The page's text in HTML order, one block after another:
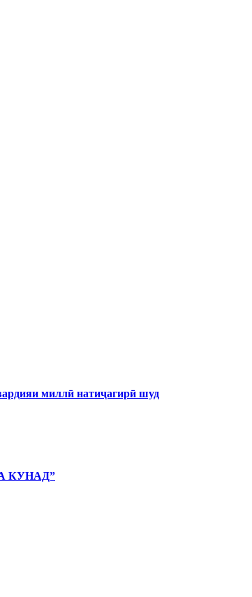
миллӣ натиҷагирӣ шуд
КУНАД”